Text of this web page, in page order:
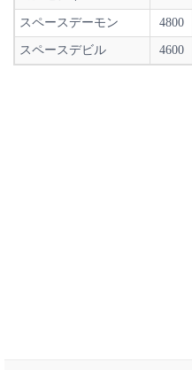
スペースデーモン 4800
スペースデビル 4600